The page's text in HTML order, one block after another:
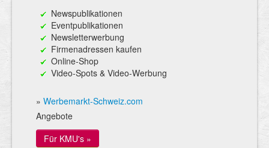
News­publikationen
Event­publikationen
Newsletter­werbung
Firmen­adressen kaufen
Online-Shop
Video-Spots & Video-Werbung
» Werbemarkt-Schweiz.com
Angebote
Für KMU's »